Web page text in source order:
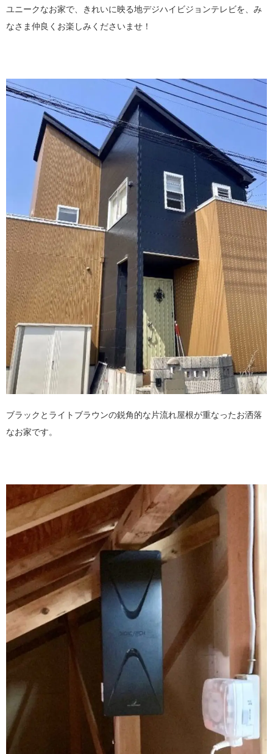
ユニークなお家で、きれいに映る地デジハイビジョンテレビを、み
なさま仲良くお楽しみくださいませ！
ブラックとライトブラウンの鋭角的な片流れ屋根が重なったお洒落
なお家です。